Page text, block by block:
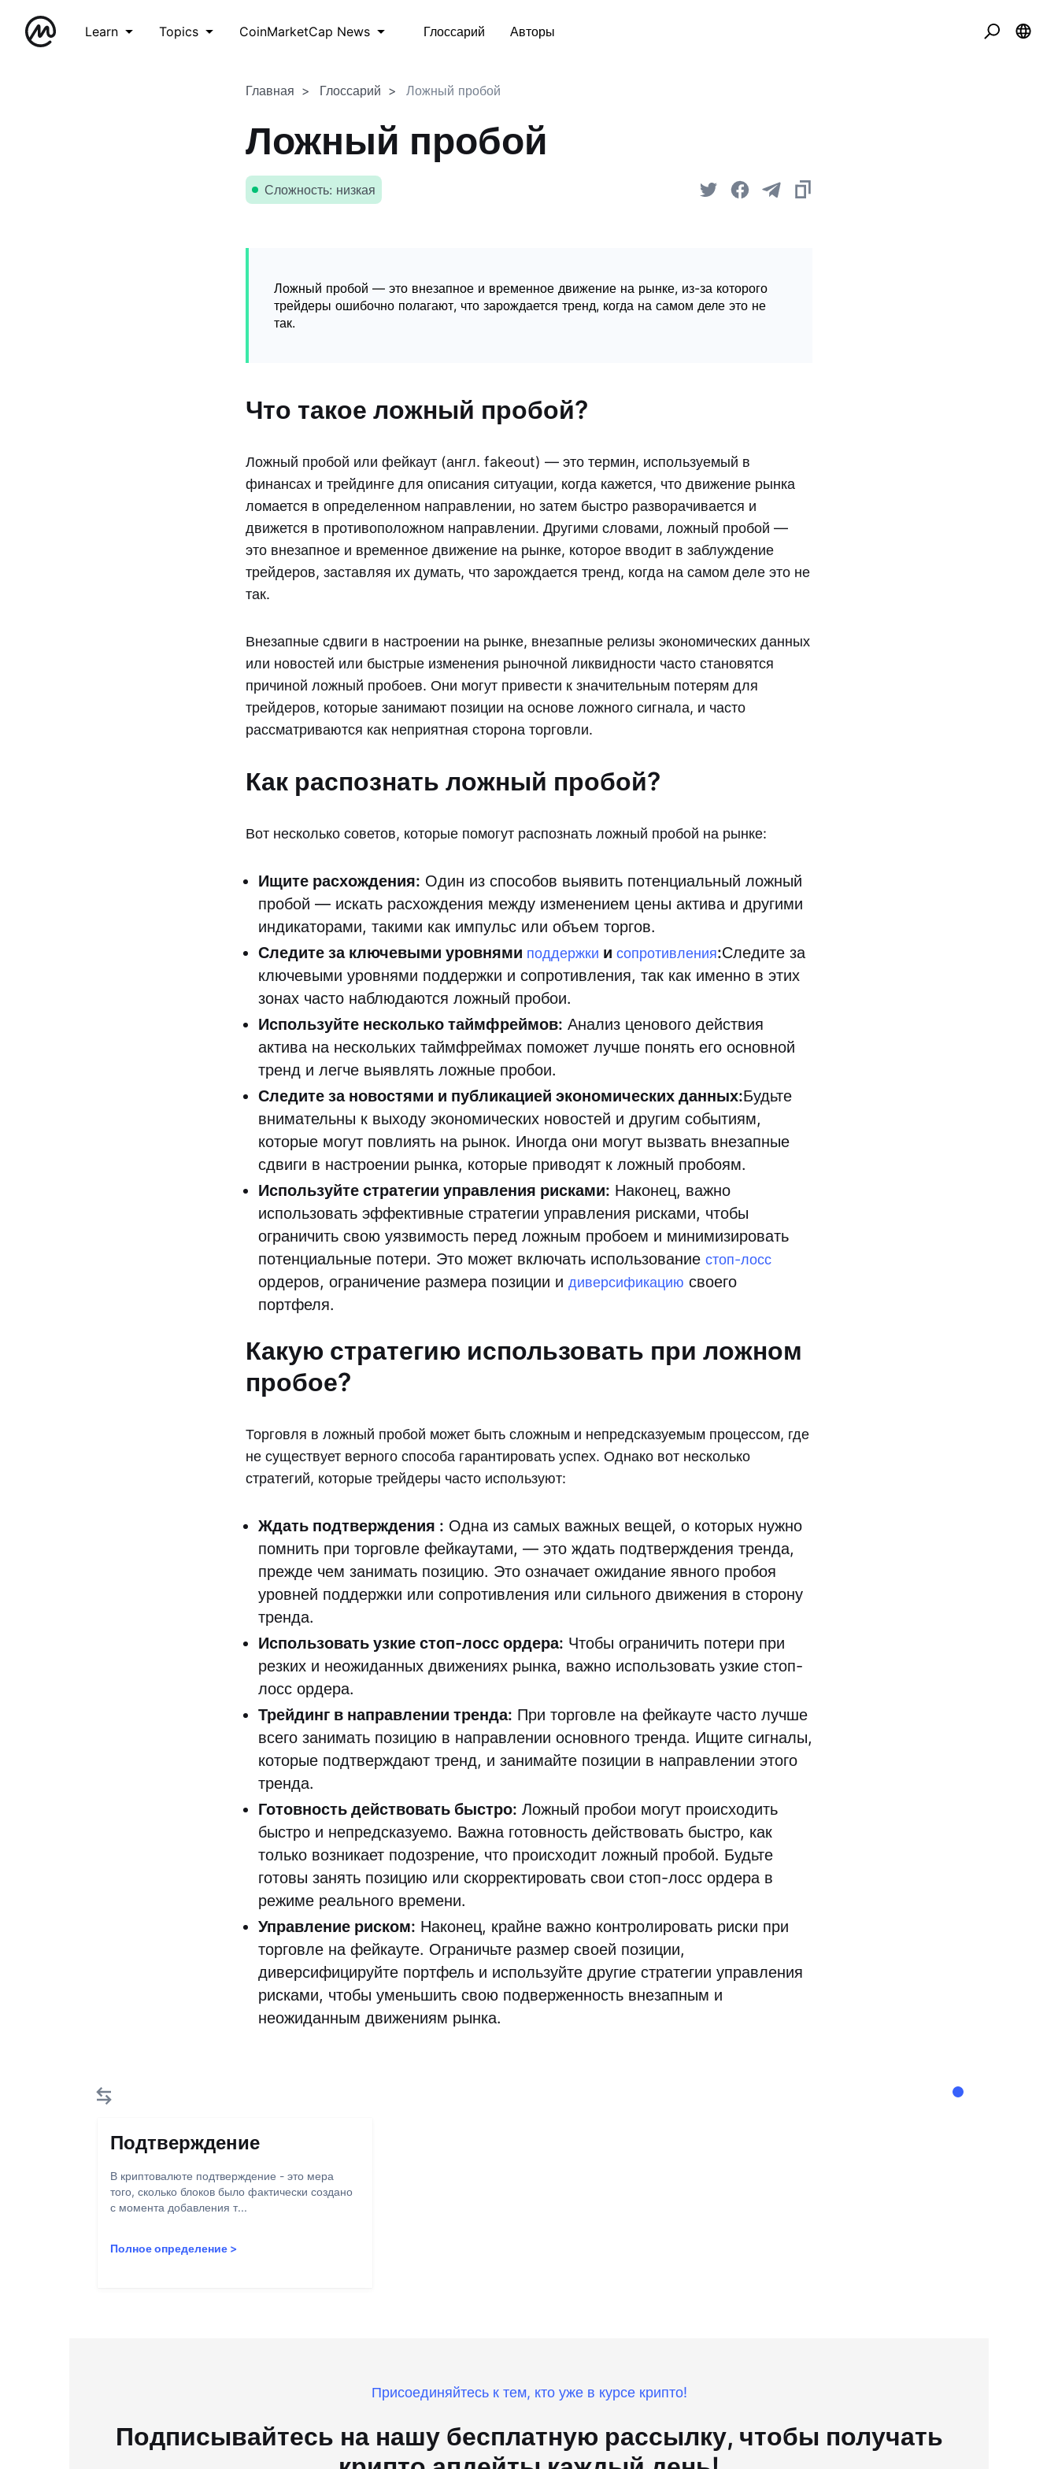
Learn Topics CoinMarketCap News Глоссарий Авторы
Главная Глоссарий Ложный пробой
Ложный пробой
Сложность: низкая
Ложный пробой — это внезапное и временное движение на рынке, из-за которого
трейдеры ошибочно полагают, что зарождается тренд, когда на самом деле это не
так.
Что такое ложный пробой?
Ложный пробой или фейкаут (англ. fakeout) — это термин, используемый в
финансах и трейдинге для описания ситуации, когда кажется, что движение рынка
ломается в определенном направлении, но затем быстро разворачивается и
движется в противоположном направлении. Другими словами, ложный пробой —
это внезапное и временное движение на рынке, которое вводит в заблуждение
трейдеров, заставляя их думать, что зарождается тренд, когда на самом деле это не
так.
Внезапные сдвиги в настроении на рынке, внезапные релизы экономических данных
или новостей или быстрые изменения рыночной ликвидности часто становятся
причиной ложный пробоев. Они могут привести к значительным потерям для
трейдеров, которые занимают позиции на основе ложного сигнала, и часто
рассматриваются как неприятная сторона торговли.
Как распознать ложный пробой?
Вот несколько советов, которые помогут распознать ложный пробой на рынке:
Ищите расхождения: Один из способов выявить потенциальный ложный
пробой — искать расхождения между изменением цены актива и другими
индикаторами, такими как импульс или объем торгов.
Следите за ключевыми уровнями поддержки и сопротивления:Следите за
ключевыми уровнями поддержки и сопротивления, так как именно в этих
зонах часто наблюдаются ложный пробои.
Используйте несколько таймфреймов: Анализ ценового действия
актива на нескольких таймфреймах поможет лучше понять его основной
тренд и легче выявлять ложные пробои.
Следите за новостями и публикацией экономических данных:Будьте
внимательны к выходу экономических новостей и другим событиям,
которые могут повлиять на рынок. Иногда они могут вызвать внезапные
сдвиги в настроении рынка, которые приводят к ложный пробоям.
Используйте стратегии управления рисками: Наконец, важно
использовать эффективные стратегии управления рисками, чтобы
ограничить свою уязвимость перед ложным пробоем и минимизировать
потенциальные потери. Это может включать использование стоп-лосс
ордеров, ограничение размера позиции и диверсификацию своего
портфеля.
Какую стратегию использовать при ложном
пробое?
Торговля в ложный пробой может быть сложным и непредсказуемым процессом, где
не существует верного способа гарантировать успех. Однако вот несколько
стратегий, которые трейдеры часто используют:
Ждать подтверждения : Одна из самых важных вещей, о которых нужно
помнить при торговле фейкаутами, — это ждать подтверждения тренда,
прежде чем занимать позицию. Это означает ожидание явного пробоя
уровней поддержки или сопротивления или сильного движения в сторону
тренда.
Использовать узкие стоп-лосс ордера: Чтобы ограничить потери при
резких и неожиданных движениях рынка, важно использовать узкие стоп-
лосс ордера.
Трейдинг в направлении тренда: При торговле на фейкауте часто лучше
всего занимать позицию в направлении основного тренда. Ищите сигналы,
которые подтверждают тренд, и занимайте позиции в направлении этого
тренда.
Готовность действовать быстро: Ложный пробои могут происходить
быстро и непредсказуемо. Важна готовность действовать быстро, как
только возникает подозрение, что происходит ложный пробой. Будьте
готовы занять позицию или скорректировать свои стоп-лосс ордера в
режиме реального времени.
Управление риском: Наконец, крайне важно контролировать риски при
торговле на фейкауте. Ограничьте размер своей позиции,
диверсифицируйте портфель и используйте другие стратегии управления
рисками, чтобы уменьшить свою подверженность внезапным и
неожиданным движениям рынка.
Подтверждение
В криптовалюте подтверждение - это мера
того, сколько блоков было фактически создано
с момента добавления т...
Полное определение >
Присоединяйтесь к тем, кто уже в курсе крипто!
Подписывайтесь на нашу бесплатную рассылку, чтобы получать